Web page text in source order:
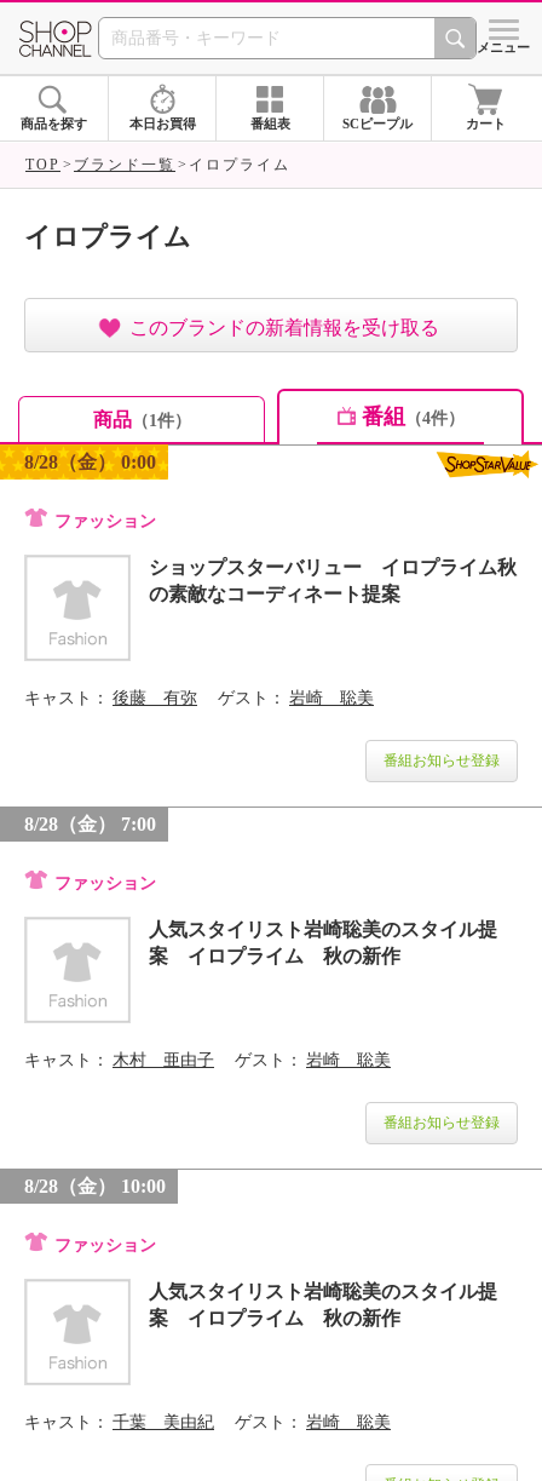
SHOP CHANNEL ショッ
メニュー
商品を探す 本日お買得 番組表 SCピープル カート
TOP ブランド一覧 イロプライム
イロプライム
このブランドの新着情報を受け取る
商品（1件） 番組 （4件）
8/28（金） 0:00
ファッション
ショップスターバリュー イロプライム秋
の素敵なコーディネート提案
キャスト 後藤 有弥 ゲスト 岩崎 聡美
番組お知らせ登録
8/28（金） 7:00
ファッション
人気スタイリスト岩崎聡美のスタイル提
案 イロプライム 秋の新作
キャスト 木村 亜由子 ゲスト 岩崎 聡美
番組お知らせ登録
8/28（金） 10:00
ファッション
人気スタイリスト岩崎聡美のスタイル提
案 イロプライム 秋の新作
キャスト 千葉 美由紀 ゲスト 岩崎 聡美